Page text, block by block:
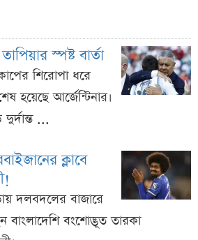
স্পষ্ট বার্তা
শিরোপা ধরে
হয়েছে আর্জেন্টিনার।
...
ক্লাবে
দলবদলের বাজারে
বংশোদ্ভূত তারকা